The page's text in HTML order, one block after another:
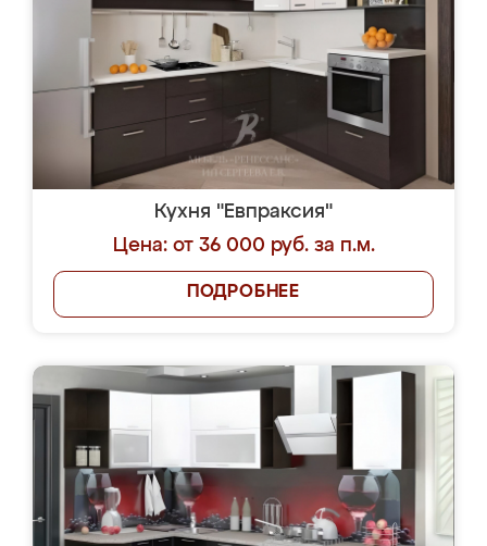
Кухня "Евпраксия"
Цена: от 36 000 руб. за п.м.
ПОДРОБНЕЕ